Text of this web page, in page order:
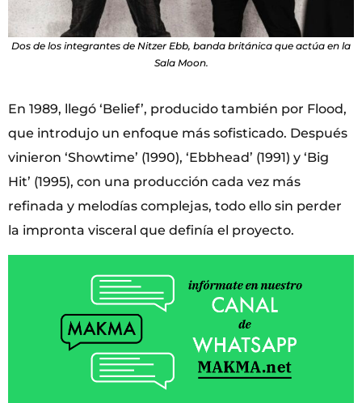
Dos de los integrantes de Nitzer Ebb, banda británica que actúa en la
Sala Moon.
En 1989, llegó ‘Belief’, producido también por Flood,
que introdujo un enfoque más sofisticado. Después
vinieron ‘Showtime’ (1990), ‘Ebbhead’ (1991) y ‘Big
Hit’ (1995), con una producción cada vez más
refinada y melodías complejas, todo ello sin perder
la impronta visceral que definía el proyecto.​​